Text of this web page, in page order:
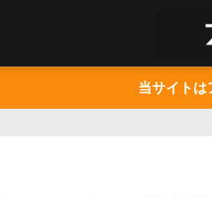
当サイトは